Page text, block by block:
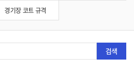
경기장 코트 규격
검색